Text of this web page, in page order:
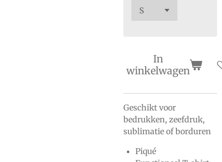
In
winkelwagen
Geschikt voor
bedrukken, zeefdruk,
sublimatie of borduren
Piqué